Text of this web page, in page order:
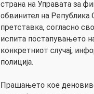
страна на Управата за
обвинител на Република
претставка, согласно
испита постапувањето
конкретниот случај,
полиција.
Прашањето кое